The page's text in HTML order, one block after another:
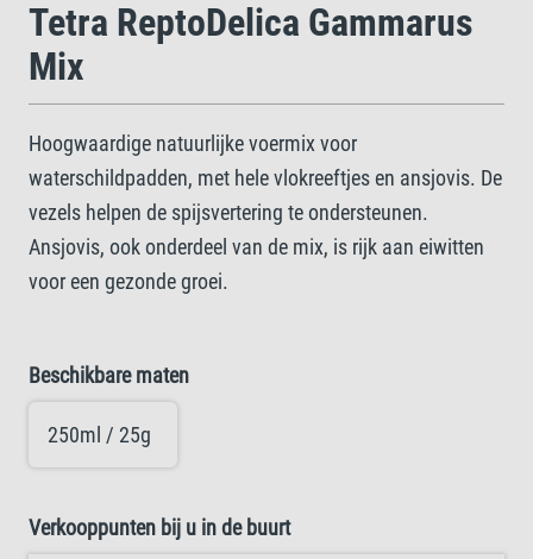
Tetra ReptoDelica Gammarus
Mix
Hoogwaardige natuurlijke voermix voor
waterschildpadden, met hele vlokreeftjes en ansjovis. De
vezels helpen de spijsvertering te ondersteunen.
Ansjovis, ook onderdeel van de mix, is rijk aan eiwitten
voor een gezonde groei.
Beschikbare maten
250ml / 25g
Verkooppunten bij u in de buurt